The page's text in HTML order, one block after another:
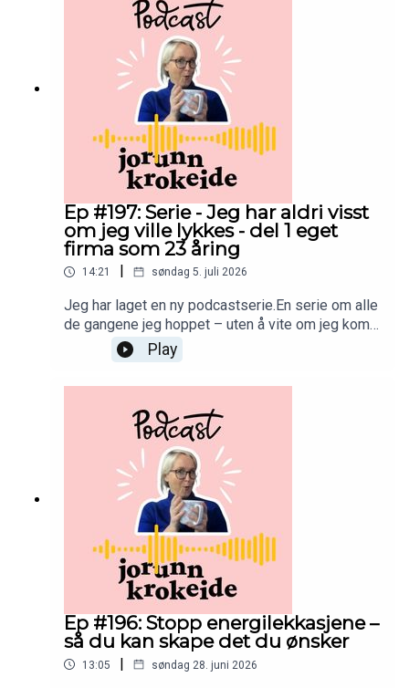
meg.Når jeg ser tilbake, var dette enda et av de
valgene som virket små der og da, men som
skulle få stor betydning senere.Kanskje sitter du
også med en liten stemme som hvisker .....at det
finnes en annen vei?God lytting. 💛
Ep #197: Serie - Jeg har aldri visst
om jeg ville lykkes - del 1 eget
firma som 23 åring
14:21 søndag 5. juli 2026
Jeg har laget en ny podcastserie.En serie om alle
de gangene jeg hoppet – uten å vite om jeg kom
til å lykkes.I denne første episoden går vi helt
tilbake til da jeg var 22-23 år og startet mitt aller
første firma.Jeg ante ikke hva jeg drev med.Jeg
starten på en reise som har formet hele livet
mitt.Hvis du noen gang har ventet med å gjøre noe
fordi du ønsker en garanti først, håper jeg denne
serien kan inspirere deg.God lytting! 💛
www.jorunnkrokeide.no
Play
Ep #196: Stopp energilekkasjene –
så du kan skape det du ønsker
13:05 | søndag 28. juni 2026